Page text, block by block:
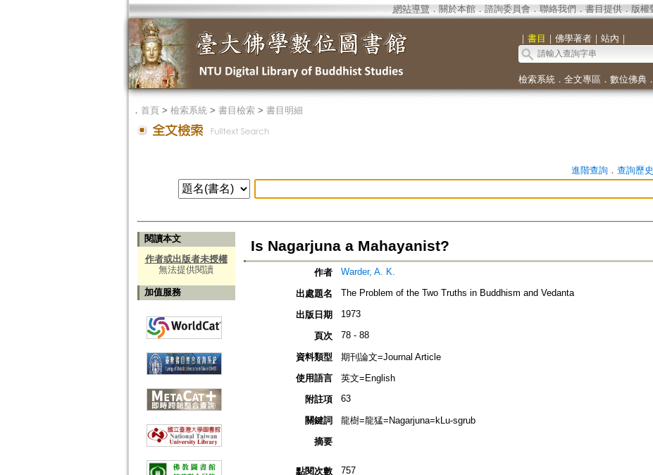
網站導覽 ． 關於本館． 諮詢委員會． 聯絡我們 ． 書目提供． 版權
｜ 書目 ｜ 佛學著者｜ 站內 ｜
檢索系統． 全文專區 ． 數位佛典．
． 首頁> 檢索系統> 書目檢索> 書目明細
進階查詢． 查詢歷史
閱讀本文
作者或出版者未授權
無法提供閱讀
加值服務
Is Nagarjuna a Mahayanist?
作者 Warder, A. K.
出處題名 The Problem of the Two Truths in Buddhism and Vedanta
出版日期 1973
頁次 78 - 88
資料類型
期刊論文=Journal Article
使用語言
英文=English
附註項
63
關鍵詞
龍樹=龍猛=Nagarjuna=kLu-sgrub
摘要
點閱次數 757